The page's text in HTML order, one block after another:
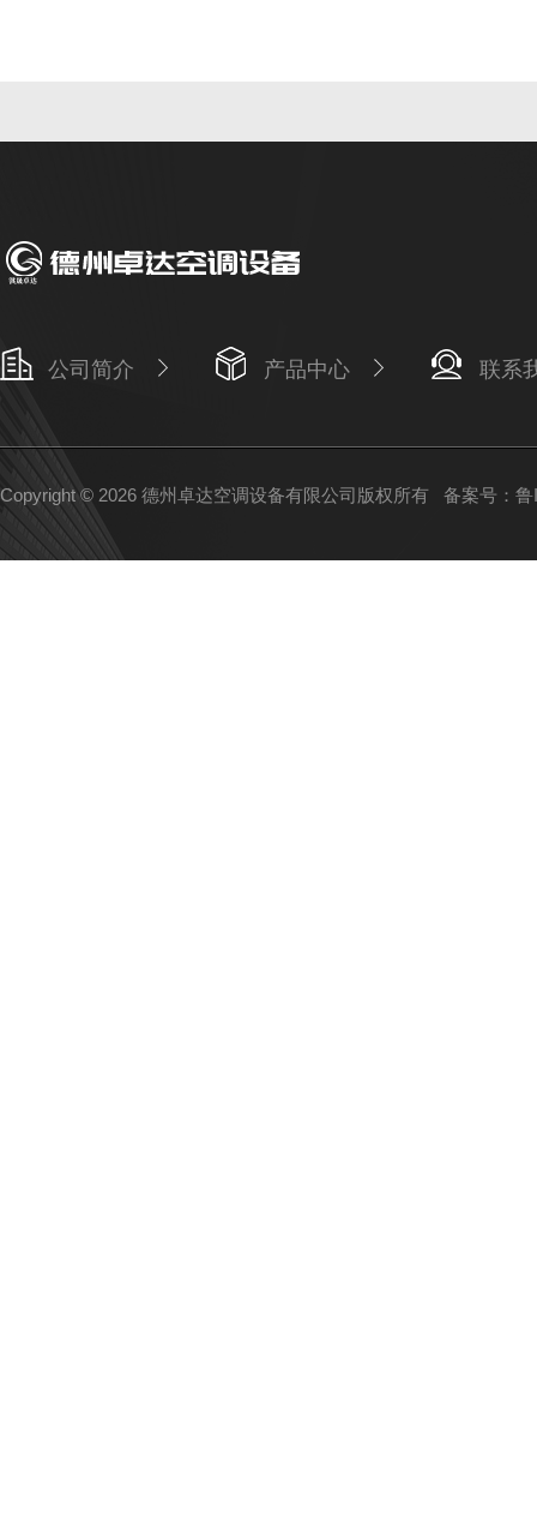
公司简介 产品中心 联系
Copyright © 2026 德州卓达空调设备有限公司版权所有 备案号：